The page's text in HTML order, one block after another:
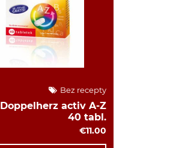
Bez recepty
Doppelherz activ A-Z
40 tabl.
€11.00